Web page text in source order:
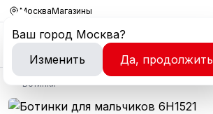
Москва
Ваш город Москва?
Изменить
Да, продолжить
Магазины
Ботинки